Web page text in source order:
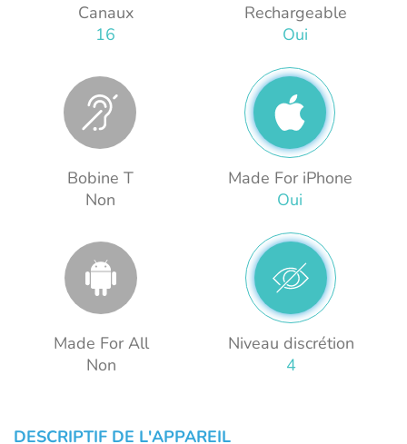
Canaux
16
Rechargeable
Oui
Bobine T
Non
Made For iPhone
Oui
Made For All
Non
Niveau discrétion
4
DESCRIPTIF DE L'APPAREIL